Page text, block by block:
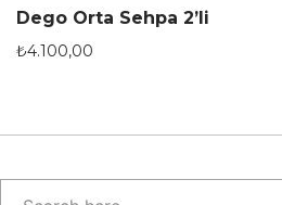
Dego Orta Sehpa 2’li
₺4.100,00